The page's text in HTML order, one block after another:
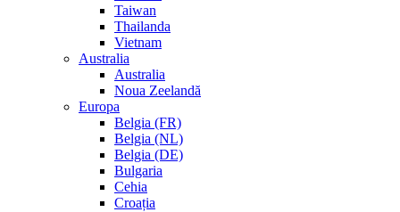
Taiwan
Thailanda
Vietnam
Australia
Australia
Noua Zeelandă
Europa
Belgia (FR)
Belgia (NL)
Belgia (DE)
Bulgaria
Cehia
Croația